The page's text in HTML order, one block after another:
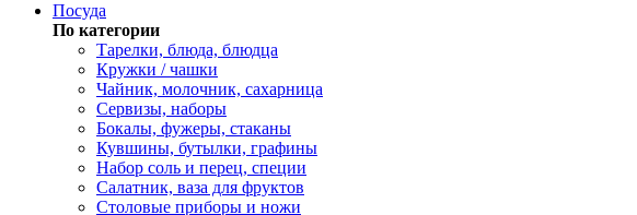
Посуда
По категории
Тарелки, блюда, блюдца
Кружки / чашки
Чайник, молочник, сахарница
Сервизы, наборы
Бокалы, фужеры, стаканы
Кувшины, бутылки, графины
Набор соль и перец, специи
Салатник, ваза для фруктов
Столовые приборы и ножи